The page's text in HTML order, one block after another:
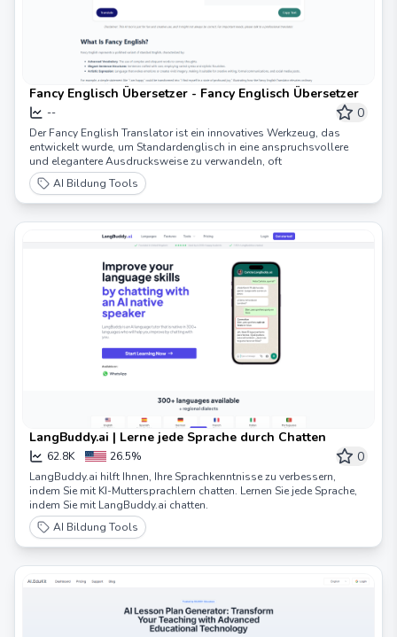
Fancy Englisch Übersetzer - Fancy Englisch Übersetzer
-- 0
Der Fancy English Translator ist ein innovatives Werkzeug, das
entwickelt wurde, um Standardenglisch in eine anspruchsvollere
und elegantere Ausdrucksweise zu verwandeln, oft
AI Bildung Tools
LangBuddy.ai | Lerne jede Sprache durch Chatten
62.8K 26.5% 0
LangBuddy.ai hilft Ihnen, Ihre Sprachkenntnisse zu verbessern,
indem Sie mit KI-Muttersprachlern chatten. Lernen Sie jede Sprache,
indem Sie mit LangBuddy.ai chatten.
AI Bildung Tools